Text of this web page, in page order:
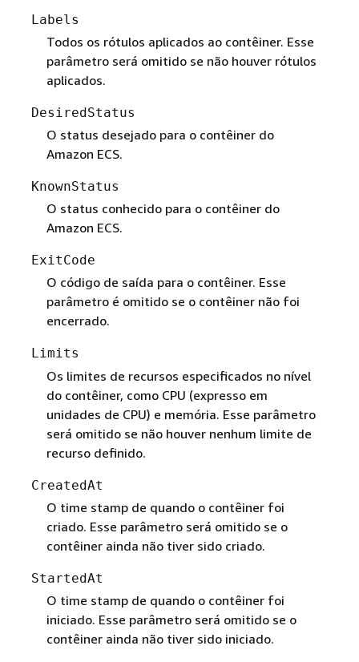
Labels
Todos os rótulos aplicados ao contêiner. Esse
parâmetro será omitido se não houver rótulos
aplicados.
DesiredStatus
O status desejado para o contêiner do
Amazon ECS.
KnownStatus
O status conhecido para o contêiner do
Amazon ECS.
ExitCode
O código de saída para o contêiner. Esse
parâmetro é omitido se o contêiner não foi
encerrado.
Limits
Os limites de recursos especificados no nível
do contêiner, como CPU (expresso em
unidades de CPU) e memória. Esse parâmetro
será omitido se não houver nenhum limite de
recurso definido.
CreatedAt
O time stamp de quando o contêiner foi
criado. Esse parâmetro será omitido se o
contêiner ainda não tiver sido criado.
StartedAt
O time stamp de quando o contêiner foi
iniciado. Esse parâmetro será omitido se o
contêiner ainda não tiver sido iniciado.